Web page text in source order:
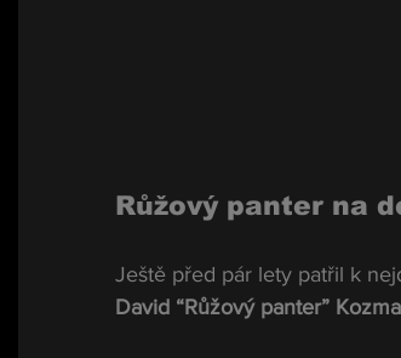
Růžový panter na
Ještě před pár lety patřil k
David “Růžový panter” Kozma